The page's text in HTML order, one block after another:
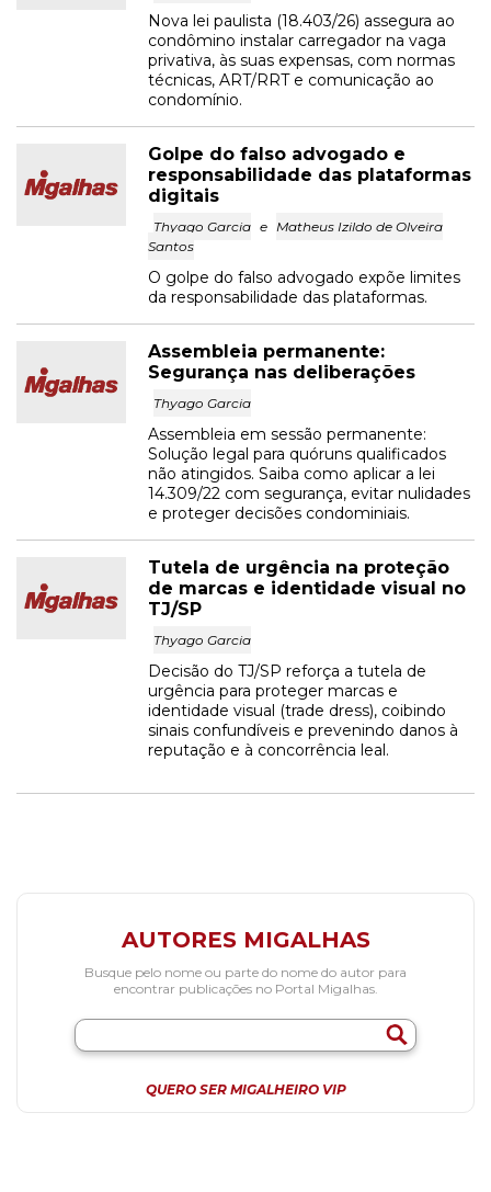
Nova lei paulista (18.403/26) assegura ao
condômino instalar carregador na vaga
privativa, às suas expensas, com normas
técnicas, ART/RRT e comunicação ao
condomínio.
Golpe do falso advogado e
responsabilidade das plataformas
digitais
Thyago Garcia e Matheus Izildo de Olveira
Santos
O golpe do falso advogado expõe limites
da responsabilidade das plataformas.
Assembleia permanente:
Segurança nas deliberações
Thyago Garcia
Assembleia em sessão permanente:
Solução legal para quóruns qualificados
não atingidos. Saiba como aplicar a lei
14.309/22 com segurança, evitar nulidades
e proteger decisões condominiais.
Tutela de urgência na proteção
de marcas e identidade visual no
TJ/SP
Thyago Garcia
Decisão do TJ/SP reforça a tutela de
urgência para proteger marcas e
identidade visual (trade dress), coibindo
sinais confundíveis e prevenindo danos à
reputação e à concorrência leal.
AUTORES MIGALHAS
Busque pelo nome ou parte do nome do autor para
encontrar publicações no Portal Migalhas.
QUERO SER MIGALHEIRO VIP